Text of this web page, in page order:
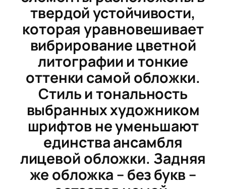
твердой устойчивости,
которая уравновешивает
вибрирование цветной
литографии и тонкие
оттенки самой обложки.
Стиль и тональность
выбранных художником
шрифтов не уменьшают
единства ансамбля
лицевой обложки. Задняя
же обложка – без букв –